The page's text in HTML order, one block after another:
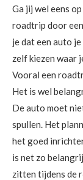
Ga jij wel eens
roadtrip door
je dat een auto
zelf kiezen waar
Vooral een
Het is wel
De auto moet
spullen. Het
het goed
is net zo
zitten tijdens de